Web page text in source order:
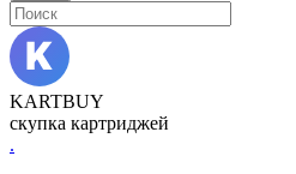
KARTBUY
скупка картриджей
.